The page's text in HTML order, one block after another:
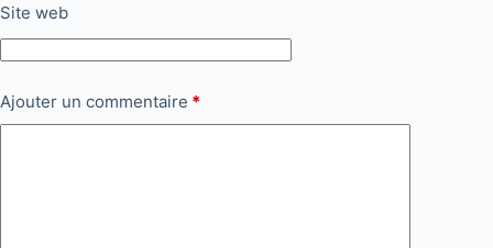
Site web
Ajouter un commentaire *